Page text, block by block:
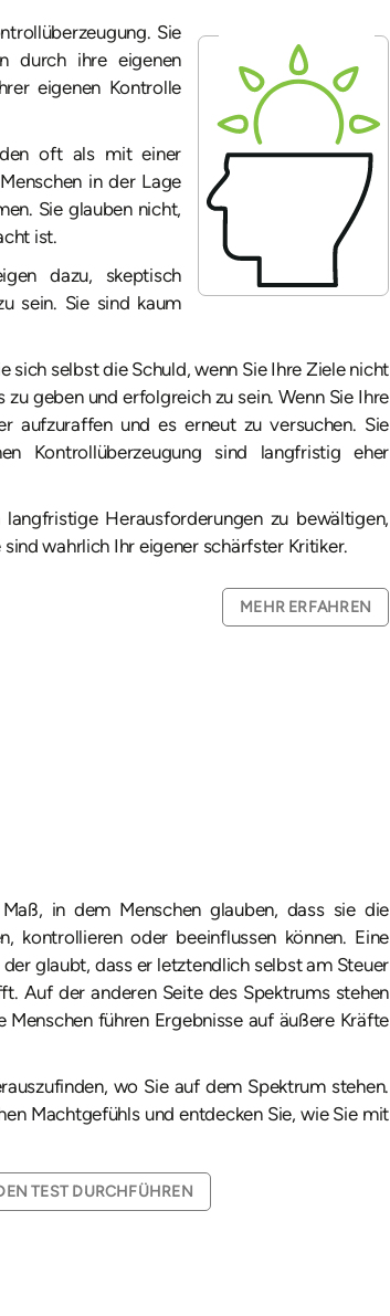
Sie
durch ihre eigenen
eigenen Kontrolle
oft als mit einer
in der Lage
Sie glauben nicht,
ist.
dazu, skeptisch
sein. Sie sind kaum
sich selbst die Schuld, wenn Sie Ihre Ziele nicht
geben und erfolgreich zu sein. Wenn Sie Ihre
aufzuraffen und es erneut zu versuchen. Sie
Kontrollüberzeugung sind langfristig eher
Herausforderungen zu bewältigen,
wahrlich Ihr eigener schärfster Kritiker.
MEHR ERFAHREN
in dem Menschen glauben, dass sie die
kontrollieren oder beeinflussen können. Eine
glaubt, dass er letztendlich selbst am Steuer
Auf der anderen Seite des Spektrums stehen
führen Ergebnisse auf äußere Kräfte
wo Sie auf dem Spektrum stehen.
Machtgefühls und entdecken Sie, wie Sie mit
TEST DURCHFÜHREN